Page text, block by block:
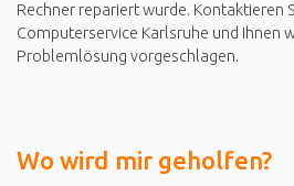
Rechner repariert wurde. Kontaktieren
Computerservice Karlsruhe und Ihnen
Problemlösung vorgeschlagen.
Wo wird mir geholfen?